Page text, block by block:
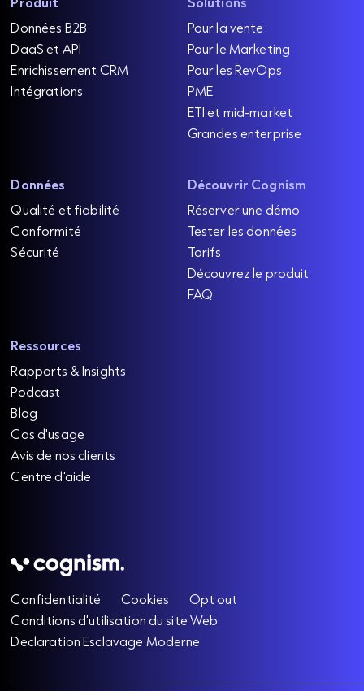
Données B2B
DaaS et API
Enrichissement CRM
Intégrations
Pour la vente
Pour le Marketing
Pour les RevOps
PME
ETI et mid-market
Grandes enterprise
Données
Qualité et fiabilité
Conformité
Sécurité
Découvrir Cognism
Réserver une démo
Tester les données
Tarifs
Découvrez le produit
FAQ
Ressources
Rapports & Insights
Podcast
Blog
Cas d'usage
Avis de nos clients
Centre d'aide
Confidentialité Cookies
Opt out
Conditions d'utilisation du site Web
Declaration Esclavage Moderne